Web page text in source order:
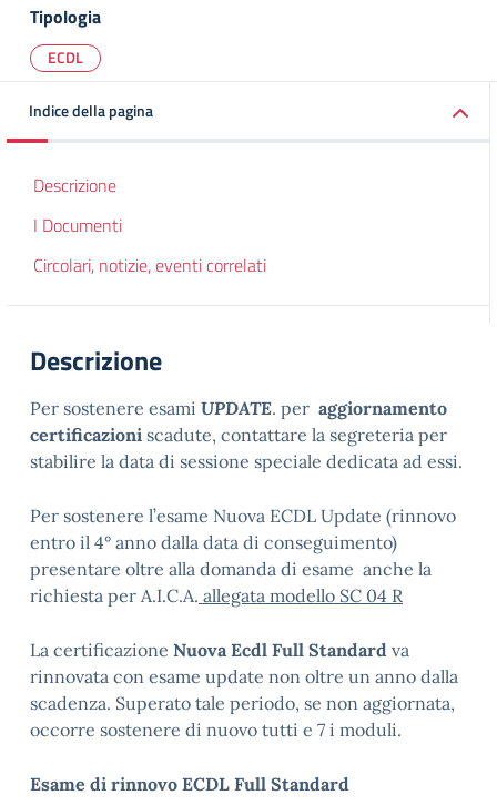
Tipologia
ECDL
Indice della pagina
Descrizione
I Documenti
Circolari, notizie, eventi correlati
Descrizione
Per sostenere esami UPDATE. per aggiornamento
certificazioni scadute, contattare la segreteria per
stabilire la data di sessione speciale dedicata ad essi.
Per sostenere l’esame Nuova ECDL Update (rinnovo
entro il 4° anno dalla data di conseguimento)
presentare oltre alla domanda di esame anche la
richiesta per A.I.C.A. allegata modello SC 04 R
La certificazione Nuova Ecdl Full Standard va
rinnovata con esame update non oltre un anno dalla
scadenza. Superato tale periodo, se non aggiornata,
occorre sostenere di nuovo tutti e 7 i moduli.
Esame di rinnovo ECDL Full Standard